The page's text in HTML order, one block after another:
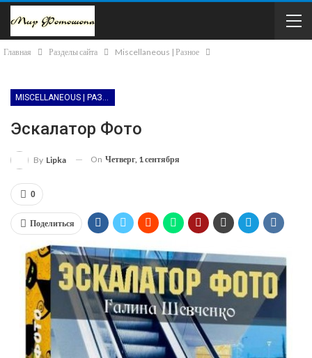
Главная Разделы сайта Miscellaneous | Разное
Эскалатор Фото
By Lipka On Четверг, 1 сентября
0
Поделиться